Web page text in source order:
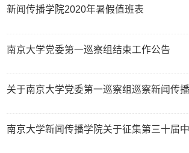
新闻传播学院2020年暑假值班表
南京大学党委第一巡察组结束工作公告